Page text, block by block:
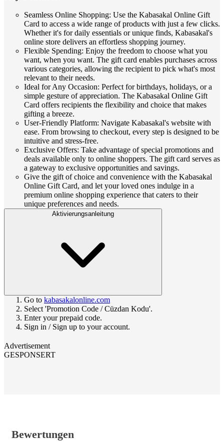
Seamless Online Shopping: Use the Kabasakal Online Gift
Card to access a wide range of products with just a few clicks.
Whether it's for daily essentials or unique finds, Kabasakal's
online store delivers an effortless shopping journey.
Flexible Spending: Enjoy the freedom to choose what you
want, when you want. The gift card enables purchases across
various categories, allowing the recipient to pick what's most
relevant to their needs.
Ideal for Any Occasion: Perfect for birthdays, holidays, or a
simple gesture of appreciation. The Kabasakal Online Gift
Card offers recipients the flexibility and choice that makes
gifting a breeze.
User-Friendly Platform: Navigate Kabasakal's website with
ease. From browsing to checkout, every step is designed to be
intuitive and stress-free.
Exclusive Offers: Take advantage of special promotions and
deals available only to online shoppers. The gift card serves as
a gateway to exclusive opportunities and savings.
Give the gift of choice and convenience with the Kabasakal
Online Gift Card, and let your loved ones indulge in a
premium online shopping experience that caters to their
unique preferences and needs.
Aktivierungsanleitung
Go to kabasakalonline.com
Select 'Promotion Code / Cüzdan Kodu'.
Enter your prepaid code.
Sign in / Sign up to your account.
Advertisement
GESPONSERT
Bewertungen